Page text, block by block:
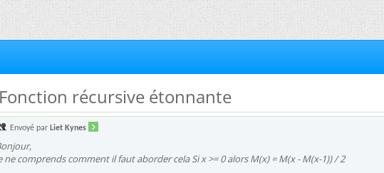
récursive étonnante
Envoyé par Liet Kynes
ne comprends comment il faut aborder cela Si x >= 0 alors M(x) = M(x - M(x-1)) / 2